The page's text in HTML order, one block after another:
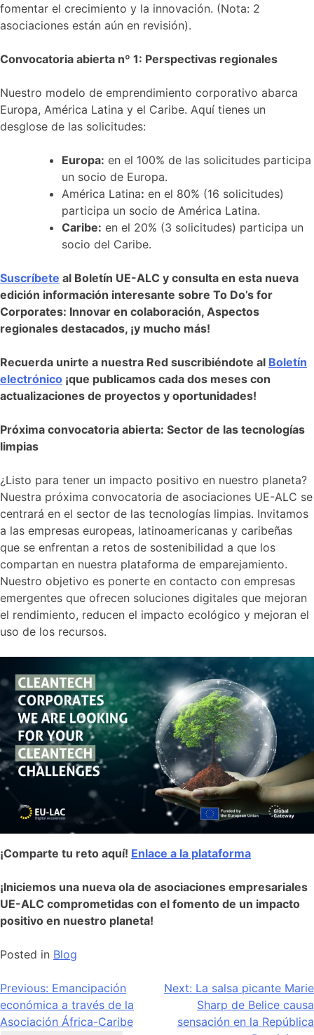
fomentar el crecimiento y la innovación. (Nota: 2
asociaciones están aún en revisión).
Convocatoria abierta nº 1: Perspectivas regionales
Nuestro modelo de emprendimiento corporativo abarca
Europa, América Latina y el Caribe. Aquí tienes un
desglose de las solicitudes:
Europa: en el 100% de las solicitudes participa
un socio de Europa.
América Latina: en el 80% (16 solicitudes)
participa un socio de América Latina.
Caribe: en el 20% (3 solicitudes) participa un
socio del Caribe.
Suscríbete al Boletín UE-ALC y consulta en esta nueva
edición información interesante sobre To Do’s for
Corporates: Innovar en colaboración, Aspectos
regionales destacados, ¡y mucho más!
Recuerda unirte a nuestra Red suscribiéndote al Boletín
electrónico ¡que publicamos cada dos meses con
actualizaciones de proyectos y oportunidades!
Próxima convocatoria abierta: Sector de las tecnologías
limpias
¿Listo para tener un impacto positivo en nuestro planeta?
Nuestra próxima convocatoria de asociaciones UE-ALC se
centrará en el sector de las tecnologías limpias. Invitamos
a las empresas europeas, latinoamericanas y caribeñas
que se enfrentan a retos de sostenibilidad a que los
compartan en nuestra plataforma de emparejamiento.
Nuestro objetivo es ponerte en contacto con empresas
emergentes que ofrecen soluciones digitales que mejoran
el rendimiento, reducen el impacto ecológico y mejoran el
uso de los recursos.
¡Comparte tu reto aquí! Enlace a la plataforma
¡Iniciemos una nueva ola de asociaciones empresariales
UE-ALC comprometidas con el fomento de un impacto
positivo en nuestro planeta!
Posted in Blog
Navegación
de
Previous: Emancipación
económica a través de la
Asociación África-Caribe
Next: La salsa picante Marie
Sharp de Belice causa
sensación en la República